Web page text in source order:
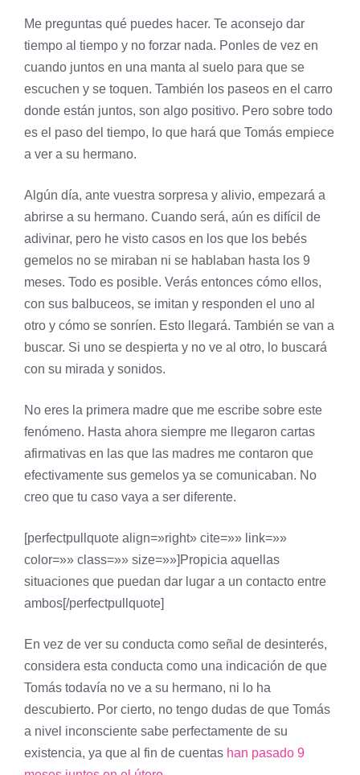
Me preguntas qué puedes hacer. Te aconsejo dar
tiempo al tiempo y no forzar nada. Ponles de vez en
cuando juntos en una manta al suelo para que se
escuchen y se toquen. También los paseos en el carro
donde están juntos, son algo positivo. Pero sobre todo
es el paso del tiempo, lo que hará que Tomás empiece
a ver a su hermano.
Algún día, ante vuestra sorpresa y alivio, empezará a
abrirse a su hermano. Cuando será, aún es difícil de
adivinar, pero he visto casos en los que los bebés
gemelos no se miraban ni se hablaban hasta los 9
meses. Todo es posible. Verás entonces cómo ellos,
con sus balbuceos, se imitan y responden el uno al
otro y cómo se sonríen. Esto llegará. También se van a
buscar. Si uno se despierta y no ve al otro, lo buscará
con su mirada y sonidos.
No eres la primera madre que me escribe sobre este
fenómeno. Hasta ahora siempre me llegaron cartas
afirmativas en las que las madres me contaron que
efectivamente sus gemelos ya se comunicaban. No
creo que tu caso vaya a ser diferente.
[perfectpullquote align=»right» cite=»» link=»»
color=»» class=»» size=»»]Propicia aquellas
situaciones que puedan dar lugar a un contacto entre
ambos[/perfectpullquote]
En vez de ver su conducta como señal de desinterés,
considera esta conducta como una indicación de que
Tomás todavía no ve a su hermano, ni lo ha
descubierto. Por cierto, no tengo dudas de que Tomás
a nivel inconsciente sabe perfectamente de su
existencia, ya que al fin de cuentas han pasado 9